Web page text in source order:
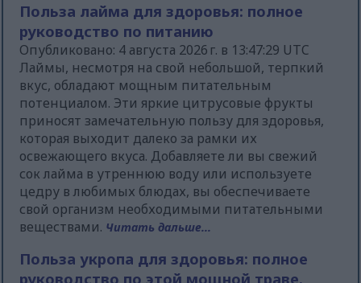
Польза лайма для здоровья: полное
руководство по питанию
Опубликовано: 4 августа 2026 г. в 13:47:29 UTC
Лаймы, несмотря на свой небольшой, терпкий
вкус, обладают мощным питательным
потенциалом. Эти яркие цитрусовые фрукты
приносят замечательную пользу для здоровья,
которая выходит далеко за рамки их
освежающего вкуса. Добавляете ли вы свежий
сок лайма в утреннюю воду или используете
цедру в любимых блюдах, вы обеспечиваете
свой организм необходимыми питательными
веществами. Читать дальше...
Польза укропа для здоровья: полное
руководство по этой мощной траве.